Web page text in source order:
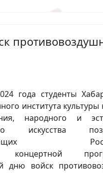
года студенты
института
народного и
искусства
концертной
дню войск